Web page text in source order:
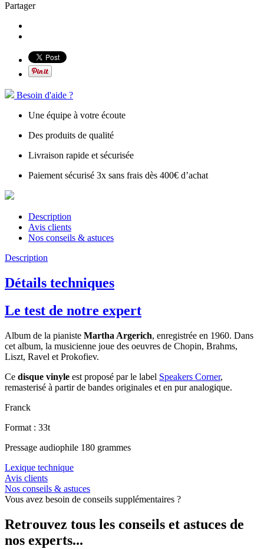
Partager
Besoin d'aide ?
Une équipe à votre écoute
Des produits de qualité
Livraison rapide et sécurisée
Paiement sécurisé 3x sans frais dès 400€ d’achat
Description
Avis clients
Nos conseils & astuces
Description
Détails techniques
Le test de notre expert
Album de la pianiste Martha Argerich, enregistrée en 1960. Dans
cet album, la musicienne joue des oeuvres de Chopin, Brahms,
Liszt, Ravel et Prokofiev.
Ce disque vinyle est proposé par le label Speakers Corner,
remasterisé à partir de bandes originales et en pur analogique.
Franck
Format : 33t
Pressage audiophile 180 grammes
Lexique technique
Avis clients
Nos conseils & astuces
Vous avez besoin de conseils supplémentaires ?
Retrouvez tous les conseils et astuces de
nos experts...